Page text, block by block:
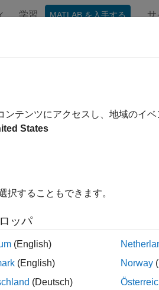
学習 MATLAB を入手する サ
同期モーターの周
次を使用します。
Motor Control Blockset™ のコンポ
(PMSM) の周波数応答推定ワー
ル線形化器を使用して、モーター
取得します。
テンツにアクセスし、地域のイ
States
択することもできます。
ッパ
(English)
(English)
(Deutsch)
Norway